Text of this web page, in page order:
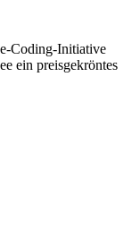
Coding-Initiative
ein preisgekröntes